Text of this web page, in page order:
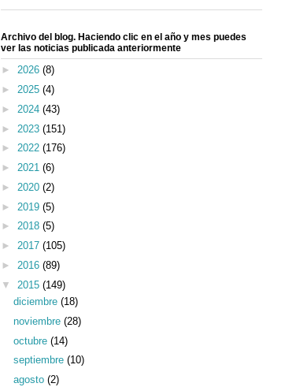
Archivo del blog. Haciendo clic en el año y mes puedes
ver las noticias publicada anteriormente
► 2026 (8)
► 2025 (4)
► 2024 (43)
► 2023 (151)
► 2022 (176)
► 2021 (6)
► 2020 (2)
► 2019 (5)
► 2018 (5)
► 2017 (105)
► 2016 (89)
▼ 2015 (149)
diciembre (18)
noviembre (28)
octubre (14)
septiembre (10)
agosto (2)